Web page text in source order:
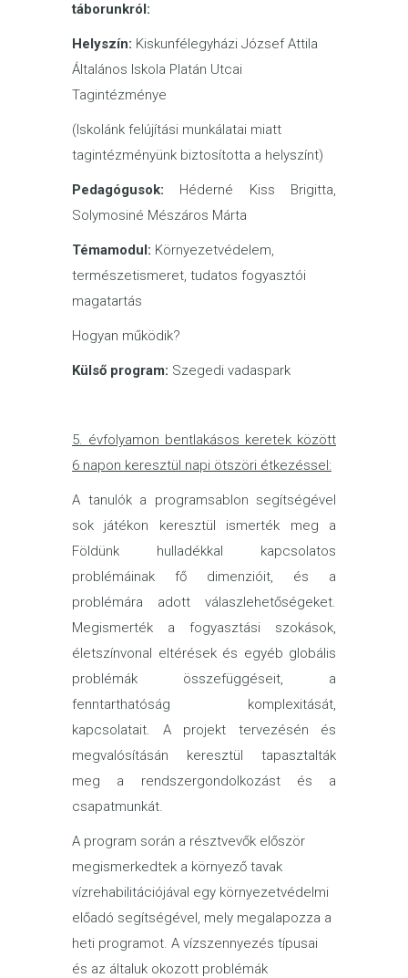
táborunkról:
Helyszín: Kiskunfélegyházi József Attila
Általános Iskola Platán Utcai
Tagintézménye
(Iskolánk felújítási munkálatai miatt
tagintézményünk biztosította a helyszínt)
Pedagógusok: Héderné Kiss Brigitta,
Solymosiné Mészáros Márta
Témamodul: Környezetvédelem,
természetismeret, tudatos fogyasztói
magatartás
Hogyan működik?
Külső program: Szegedi vadaspark
5. évfolyamon bentlakásos keretek között
6 napon keresztül napi ötszöri étkezéssel:
A tanulók a programsablon segítségével
sok játékon keresztül ismerték meg a
Földünk hulladékkal kapcsolatos
problémáinak fő dimenzióit, és a
problémára adott válaszlehetőségeket.
Megismerték a fogyasztási szokások,
életszínvonal eltérések és egyéb globális
problémák összefüggéseit, a
fenntarthatóság komplexitását,
kapcsolatait. A projekt tervezésén és
megvalósításán keresztül tapasztalták
meg a rendszergondolkozást és a
csapatmunkát.
A program során a résztvevők először
megismerkedtek a környező tavak
vízrehabilitációjával egy környezetvédelmi
előadó segítségével, mely megalapozza a
heti programot. A vízszennyezés típusai
és az általuk okozott problémák